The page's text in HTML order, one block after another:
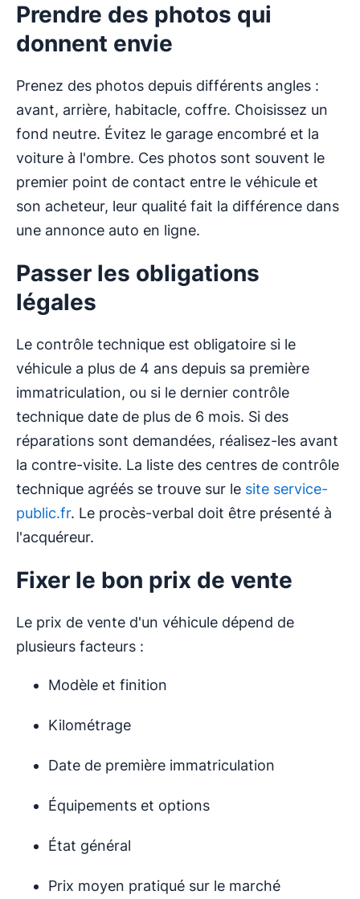
Prendre des photos qui
donnent envie
Prenez des photos depuis différents angles :
avant, arrière, habitacle, coffre. Choisissez un
fond neutre. Évitez le garage encombré et la
voiture à l'ombre. Ces photos sont souvent le
premier point de contact entre le véhicule et
son acheteur, leur qualité fait la différence dans
une annonce auto en ligne.
Passer les obligations
légales
Le contrôle technique est obligatoire si le
véhicule a plus de 4 ans depuis sa première
immatriculation, ou si le dernier contrôle
technique date de plus de 6 mois. Si des
réparations sont demandées, réalisez-les avant
la contre-visite. La liste des centres de contrôle
technique agréés se trouve sur le site service-
public.fr. Le procès-verbal doit être présenté à
l'acquéreur.
Fixer le bon prix de vente
Le prix de vente d'un véhicule dépend de
plusieurs facteurs :
Modèle et finition
Kilométrage
Date de première immatriculation
Équipements et options
État général
Prix moyen pratiqué sur le marché